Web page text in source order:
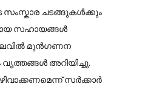
സംസ്കാര ചടങ്ങുകൾക്കും
സഹായങ്ങൾ
മുൻഗണന
അറിയിച്ചു.
സർക്കാർ